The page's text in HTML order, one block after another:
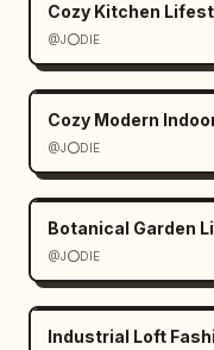
Cozy Kitchen
@J⭕DIE
Cozy Modern
@J⭕DIE
Botanical Garden
@J⭕DIE
Industrial Loft